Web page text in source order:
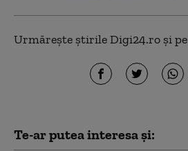
Urmărește știrile Digi24.ro și pe
Te-ar putea interesa și: